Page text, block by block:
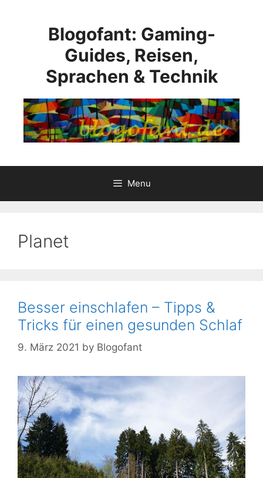
Blogofant: Gaming-
Guides, Reisen,
Sprachen & Technik
Menu
Planet
Besser einschlafen – Tipps &
Tricks für einen gesunden Schlaf
9. März 2021 by Blogofant